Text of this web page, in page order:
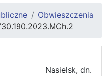
Obwieszczenia
dn.